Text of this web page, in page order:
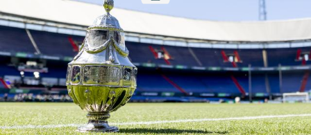
Nederlandse voetbal.